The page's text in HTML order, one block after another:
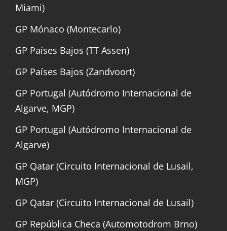
Miami)
GP Mónaco (Montecarlo)
GP Países Bajos (TT Assen)
GP Países Bajos (Zandvoort)
GP Portugal (Autódromo Internacional de
Algarve, MGP)
GP Portugal (Autódromo Internacional de
Algarve)
GP Qatar (Circuito Internacional de Lusail,
MGP)
GP Qatar (Circuito Internacional de Lusail)
GP República Checa (Automotodrom Brno)